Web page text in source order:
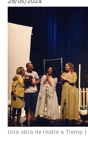
Una obra de teatre a Tremp |